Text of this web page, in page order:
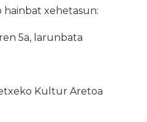
xehetasun:
5a, larunbata
Kultur Aretoa